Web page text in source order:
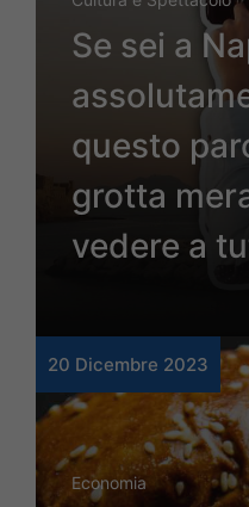
Se sei a
questo
grotta
vedere a
20 Dicembre 2023
Economia